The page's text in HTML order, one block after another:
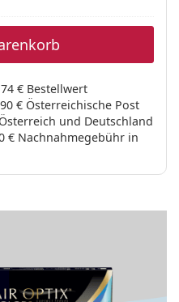
€ Bestellwert
€ Österreichische Post
Österreich und Deutschland
€ Nachnahmegebühr in